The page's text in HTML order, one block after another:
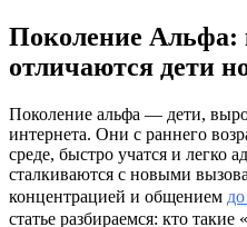
Поколение Альфа:
отличаются дети
Поколение альфа — дети,
интернета. Они с раннего
среде, быстро учатся и легко
сталкиваются с новыми
концентрацией и общением
статье разбираемся: кто